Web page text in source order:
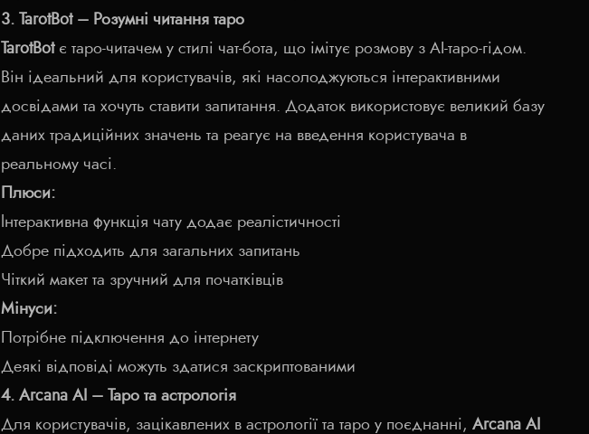
3. TarotBot – Розумні читання таро
TarotBotє таро-читачем у стилі чат-бота, що імітує розмову з AI-таро-гідом.
Він ідеальний для користувачів, які насолоджуються інтерактивними
досвідами та хочуть ставити запитання. Додаток використовує великий базу
даних традиційних значень та реагує на введення користувача в
реальному часі.
Плюси:
Інтерактивна функція чату додає реалістичності
Добре підходить для загальних запитань
Чіткий макет та зручний для початківців
Мінуси:
Потрібне підключення до інтернету
Деякі відповіді можуть здатися заскриптованими
4. Arcana AI – Таро та астрологія
Для користувачів, зацікавлених в астрології та таро у поєднанні, Arcana AI